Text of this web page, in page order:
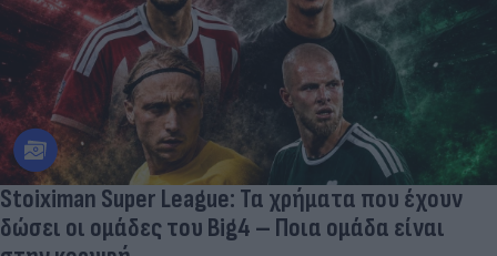
Stoiximan Super League: Τα χρήματα που έχουν
δώσει οι ομάδες του Big4 – Ποια ομάδα είναι